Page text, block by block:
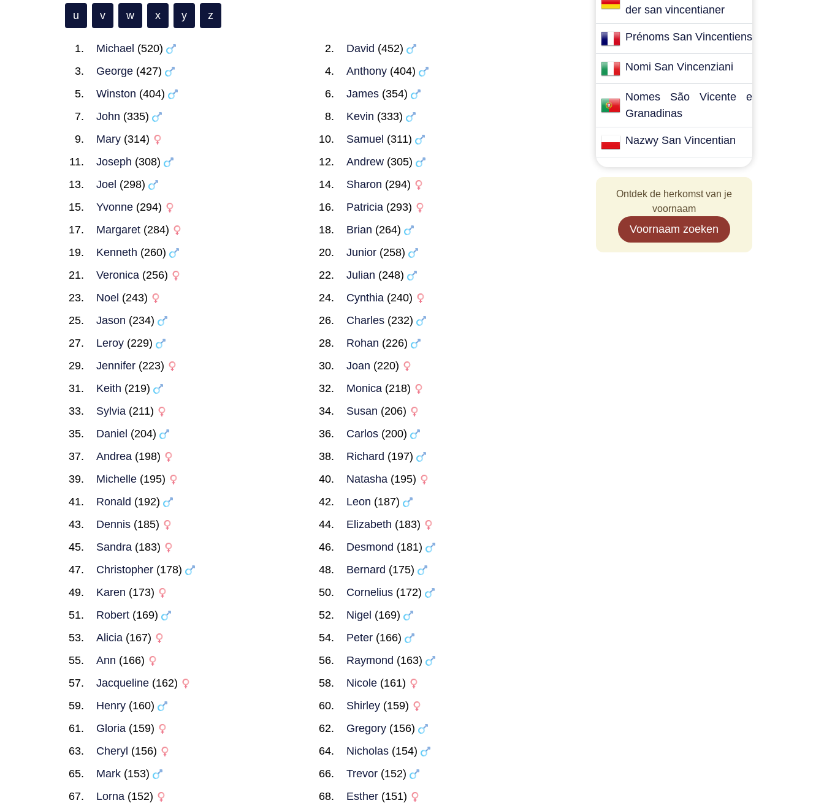
u v w x y z
Michael (520) David (452)
George (427) Anthony(404)
Winston (404) James(354)
John (335) Kevin (333)
Mary (314) Samuel (311)
Joseph (308) Andrew(305)
Joel (298) Sharon (294)
Yvonne (294) Patricia(293)
Margaret (284) Brian (264)
Kenneth (260) Junior(258)
Veronica (256) Julian (248)
Noel (243) Cynthia(240)
Jason (234) Charles(232)
Leroy (229) Rohan (226)
Jennifer (223) Joan (220)
Keith (219) Monica(218)
Sylvia (211) Susan (206)
Daniel (204) Carlos(200)
Andrea (198) Richard (197)
Michelle (195) Natasha(195)
Ronald (192) Leon (187)
Dennis (185) Elizabeth (183)
Sandra (183) Desmond (181)
Christopher (178) Bernard (175)
Karen (173) Cornelius(172)
Robert (169) Nigel (169)
Alicia (167) Peter(166)
Ann (166) Raymond (163)
Jacqueline (162) Nicole(161)
Henry (160) Shirley(159)
Gloria (159) Gregory(156)
Cheryl (156) Nicholas(154)
Mark (153) Trevor(152)
Lorna (152) Esther(151)
der san vincentianer
Prénoms San Vincentiens
Nomi San Vincenziani
Nomes São Vicente e
Granadinas
Nazwy San Vincentian
Ontdek de herkomst van je
voornaam
Voornaam zoeken